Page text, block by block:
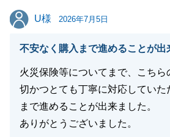
U様
U様 2026年7月5日
不安なく購入まで進めることが出
火災保険等についてまで、こちら
切かつとても丁寧に対応していた
まで進めることが出来ました。
ありがとうございました。